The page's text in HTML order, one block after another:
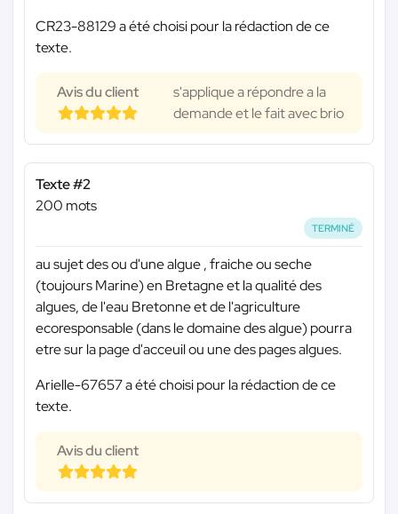
CR23-88129 a été choisi pour la rédaction de ce
texte.
Avis du client
s'applique a répondre a la
demande et le fait avec brio
Texte #2
200 mots
TERMINÉ
au sujet des ou d'une algue , fraiche ou seche
(toujours Marine) en Bretagne et la qualité des
algues, de l'eau Bretonne et de l'agriculture
ecoresponsable (dans le domaine des algue) pourra
etre sur la page d'acceuil ou une des pages algues.
Arielle-67657 a été choisi pour la rédaction de ce
texte.
Avis du client